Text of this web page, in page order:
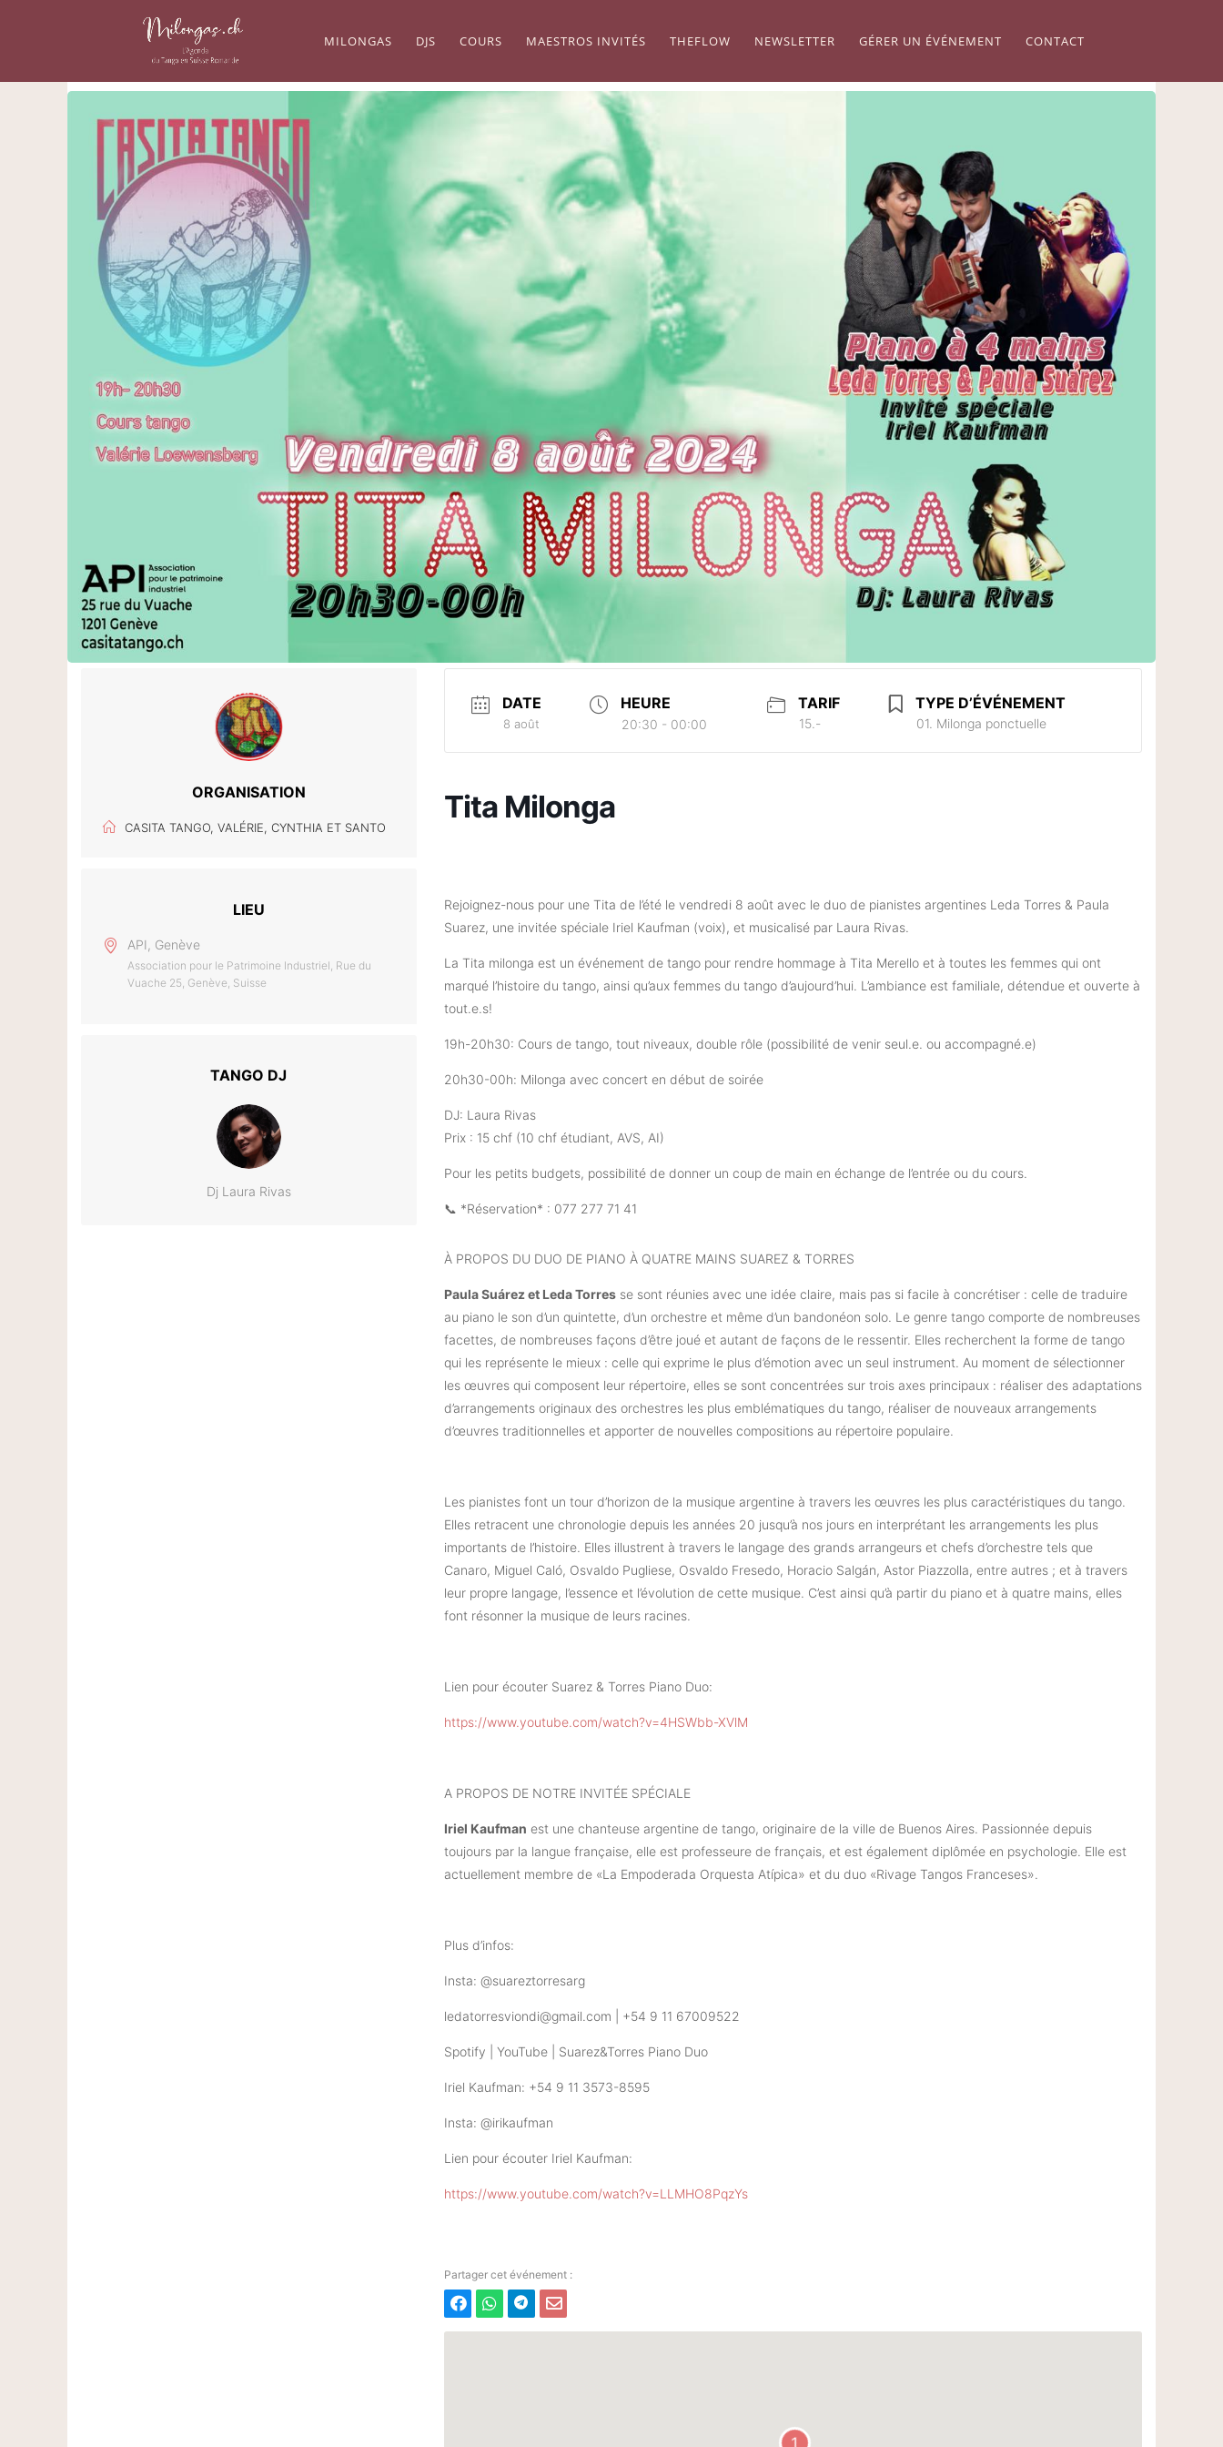
MILONGAS DJS COURS MAESTROS INVITÉS THEFLOW NEWSLETTER GÉRER UN ÉVÉNEMENT CONTACT
ORGANISATION
CASITA TANGO, VALÉRIE, CYNTHIA ET SANTO
LIEU
API, Genève
Association pour le Patrimoine Industriel, Rue du
Vuache 25, Genève, Suisse
TANGO DJ
Dj Laura Rivas
DATE
8 août
HEURE
20:30 - 00:00
TARIF
15.-
TYPE D’ÉVÉNEMENT
01. Milonga ponctuelle
Tita Milonga
Rejoignez-nous pour une Tita de l’été le vendredi 8 août avec le duo de pianistes argentines Leda Torres & Paula
Suarez, une invitée spéciale Iriel Kaufman (voix), et musicalisé par Laura Rivas.
La Tita milonga est un événement de tango pour rendre hommage à Tita Merello et à toutes les femmes qui ont
marqué l’histoire du tango, ainsi qu’aux femmes du tango d’aujourd’hui. L’ambiance est familiale, détendue et ouverte à
tout.e.s!
19h-20h30: Cours de tango, tout niveaux, double rôle (possibilité de venir seul.e. ou accompagné.e)
20h30-00h: Milonga avec concert en début de soirée
DJ: Laura Rivas
Prix : 15 chf (10 chf étudiant, AVS, AI)
Pour les petits budgets, possibilité de donner un coup de main en échange de l’entrée ou du cours.
📞 *Réservation* : 077 277 71 41
À PROPOS DU DUO DE PIANO À QUATRE MAINS SUAREZ & TORRES
Paula Suárez et Leda Torresse sont réunies avec une idée claire, mais pas si facile à concrétiser : celle de traduire
au piano le son d’un quintette, d’un orchestre et même d’un bandonéon solo. Le genre tango comporte de nombreuses
facettes, de nombreuses façons d’être joué et autant de façons de le ressentir. Elles recherchent la forme de tango
qui les représente le mieux : celle qui exprime le plus d’émotion avec un seul instrument. Au moment de sélectionner
les œuvres qui composent leur répertoire, elles se sont concentrées sur trois axes principaux : réaliser des adaptations
d’arrangements originaux des orchestres les plus emblématiques du tango, réaliser de nouveaux arrangements
d’œuvres traditionnelles et apporter de nouvelles compositions au répertoire populaire.
Les pianistes font un tour d’horizon de la musique argentine à travers les œuvres les plus caractéristiques du tango.
Elles retracent une chronologie depuis les années 20 jusqu’à nos jours en interprétant les arrangements les plus
importants de l’histoire. Elles illustrent à travers le langage des grands arrangeurs et chefs d’orchestre tels que
Canaro, Miguel Caló, Osvaldo Pugliese, Osvaldo Fresedo, Horacio Salgán, Astor Piazzolla, entre autres ; et à travers
leur propre langage, l’essence et l’évolution de cette musique. C’est ainsi qu’à partir du piano et à quatre mains, elles
font résonner la musique de leurs racines.
Lien pour écouter Suarez & Torres Piano Duo:
https://www.youtube.com/watch?v=4HSWbb-XVlM
A PROPOS DE NOTRE INVITÉE SPÉCIALE
Iriel Kaufman est une chanteuse argentine de tango, originaire de la ville de Buenos Aires. Passionnée depuis
toujours par la langue française, elle est professeure de français, et est également diplômée en psychologie. Elle est
actuellement membre de «La Empoderada Orquesta Atípica» et du duo «Rivage Tangos Franceses».
Plus d’infos:
Insta: @suareztorresarg
ledatorresviondi@gmail.com | +54 9 11 67009522
Spotify | YouTube | Suarez&Torres Piano Duo
Iriel Kaufman: +54 9 11 3573-8595
Insta: @irikaufman
Lien pour écouter Iriel Kaufman:
https://www.youtube.com/watch?v=LLMHO8PqzYs
1